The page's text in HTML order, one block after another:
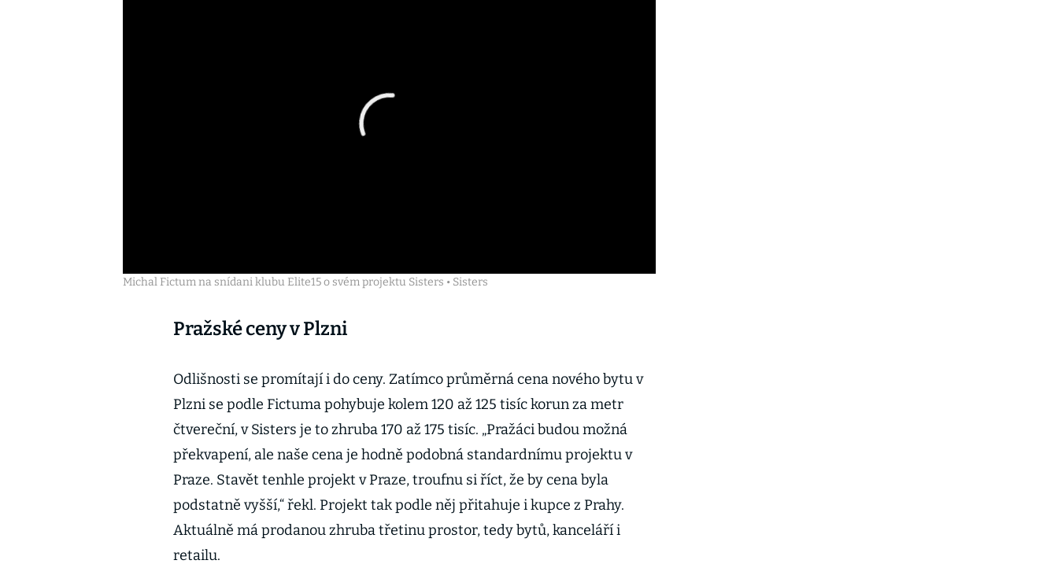
Michal Fictum na snídani klubu Elite15 o svém projektu Sisters • Sisters
Pražské ceny v Plzni
Odlišnosti se promítají i do ceny. Zatímco průměrná cena nového bytu v
Plzni se podle Fictuma pohybuje kolem 120 až 125 tisíc korun za metr
čtvereční, v Sisters je to zhruba 170 až 175 tisíc. „Pražáci budou možná
překvapení, ale naše cena je hodně podobná standardnímu projektu v
Praze. Stavět tenhle projekt v Praze, troufnu si říct, že by cena byla
podstatně vyšší,“ řekl. Projekt tak podle něj přitahuje i kupce z Prahy.
Aktuálně má prodanou zhruba třetinu prostor, tedy bytů, kanceláří i
retailu.